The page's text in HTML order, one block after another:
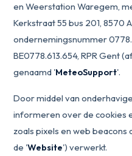
en Weerstation Waregem,
Kerkstraat 55 bus 201, 8570
ondernemingsnummer
BE0778.613.654, RPR Gent
genaamd 'MeteoSupport'.
Door middel van
informeren over de cookies
zoals pixels en web
de 'Website') verwerkt.